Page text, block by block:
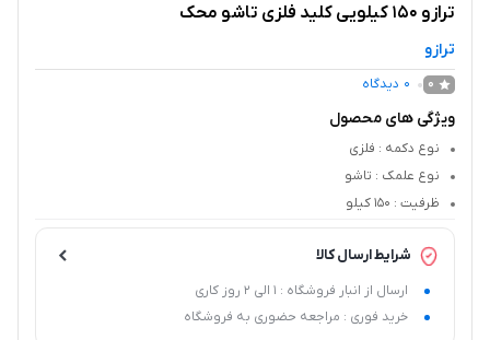
ترازو 150 کیلویی کلید فلزی تاشو محک
ترازو
0
0 دیدگاه
ویژگی های محصول
نوع دکمه : فلزی
نوع علمک : تاشو
ظرفیت : 150 کیلو
شرایط ارسال کالا
ارسال از انبار فروشگاه : 1 الی 2 روز کاری
خرید فوری : مراجعه حضوری به فروشگاه